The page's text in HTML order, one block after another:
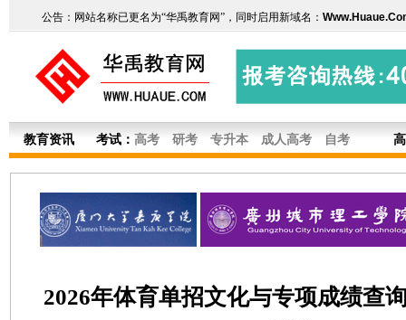
公告：网站名称已更名为“华禹教育网”，同时启用新域名：
教育资讯 考试： 高考 研考 专升本 成人高考 自考
2026年体育单招文化与专项成绩查